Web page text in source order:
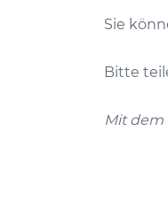
Sie
Bitte
Mit dem